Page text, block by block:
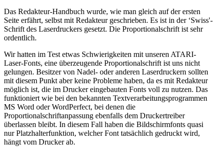
Das Redakteur-Handbuch wurde, wie man gleich auf der ersten
Seite erfährt, selbst mit Redakteur geschrieben. Es ist in der ‘Swiss'-
Schrift des Laserdruckers gesetzt. Die Proportionalschrift ist sehr
ordentlich.
Wir hatten im Test etwas Schwierigkeiten mit unseren ATARI-
Laser-Fonts, eine überzeugende Proportionalschrift ist uns nicht
gelungen. Besitzer von Nadel- oder anderen Laserdruckern sollten
mit diesem Punkt aber keine Probleme haben, da es mit Redakteur
möglich ist, die im Drucker eingebauten Fonts voll zu nutzen. Das
funktioniert wie bei den bekannten Textverarbeitungsprogrammen
MS Word oder WordPerfect, bei denen die
Proportionalschriftanpassung ebenfalls dem Druckertreiber
überlassen bleibt. In diesem Fall haben die Bildschirmfonts quasi
nur Platzhalterfunktion, welcher Font tatsächlich gedruckt wird,
hängt vom Drucker ab.